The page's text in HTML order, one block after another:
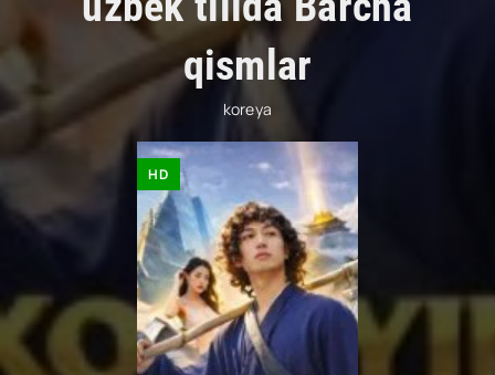
qismlar
koreya
HD